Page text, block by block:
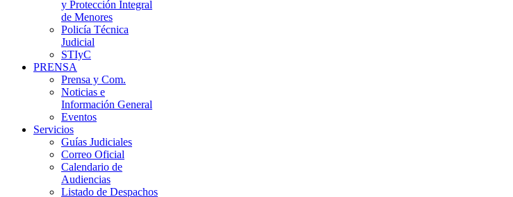
y Protección Integral
de Menores
Policía Técnica
Judicial
STIyC
PRENSA
Prensa y Com.
Noticias e
Información General
Eventos
Servicios
Guías Judiciales
Correo Oficial
Calendario de
Audiencias
Listado de Despachos